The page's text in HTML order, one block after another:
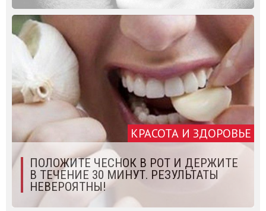
КРАСОТА И ЗДОРОВЬЕ
ПОЛОЖИТЕ ЧЕСНОК В РОТ И ДЕРЖИТЕ
В ТЕЧЕНИЕ 30 МИНУТ. РЕЗУЛЬТАТЫ
НЕВЕРОЯТНЫ!